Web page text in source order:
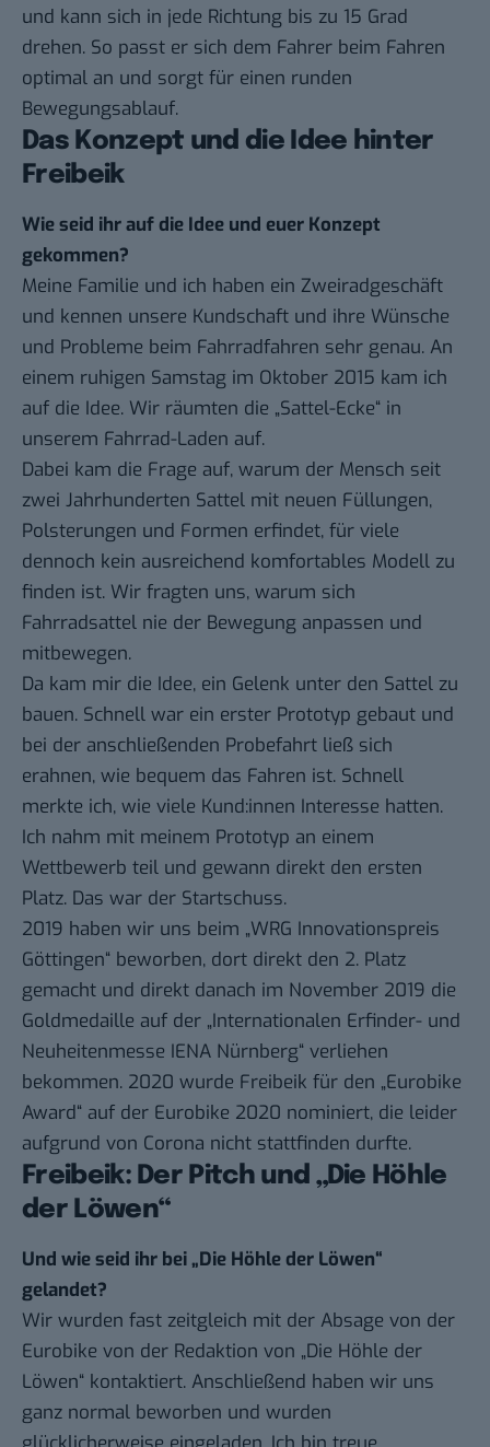
und kann sich in jede Richtung bis zu 15 Grad
drehen. So passt er sich dem Fahrer beim Fahren
optimal an und sorgt für einen runden
Bewegungsablauf.
Das Konzept und die Idee hinter
Freibeik
Wie seid ihr auf die Idee und euer Konzept
gekommen?
Meine Familie und ich haben ein Zweiradgeschäft
und kennen unsere Kundschaft und ihre Wünsche
und Probleme beim Fahrradfahren sehr genau. An
einem ruhigen Samstag im Oktober 2015 kam ich
auf die Idee. Wir räumten die „Sattel-Ecke“ in
unserem Fahrrad-Laden auf.
Dabei kam die Frage auf, warum der Mensch seit
zwei Jahrhunderten Sattel mit neuen Füllungen,
Polsterungen und Formen erfindet, für viele
dennoch kein ausreichend komfortables Modell zu
finden ist. Wir fragten uns, warum sich
Fahrradsattel nie der Bewegung anpassen und
mitbewegen.
Da kam mir die Idee, ein Gelenk unter den Sattel zu
bauen. Schnell war ein erster Prototyp gebaut und
bei der anschließenden Probefahrt ließ sich
erahnen, wie bequem das Fahren ist. Schnell
merkte ich, wie viele Kund:innen Interesse hatten.
Ich nahm mit meinem Prototyp an einem
Wettbewerb teil und gewann direkt den ersten
Platz. Das war der Startschuss.
2019 haben wir uns beim „WRG Innovationspreis
Göttingen“ beworben, dort direkt den 2. Platz
gemacht und direkt danach im November 2019 die
Goldmedaille auf der „Internationalen Erfinder- und
Neuheitenmesse IENA Nürnberg“ verliehen
bekommen. 2020 wurde Freibeik für den „Eurobike
Award“ auf der Eurobike 2020 nominiert, die leider
aufgrund von Corona nicht stattfinden durfte.
Freibeik: Der Pitch und „Die Höhle
der Löwen“
Und wie seid ihr bei „Die Höhle der Löwen“
gelandet?
Wir wurden fast zeitgleich mit der Absage von der
Eurobike von der Redaktion von „Die Höhle der
Löwen“ kontaktiert. Anschließend haben wir uns
ganz normal beworben und wurden